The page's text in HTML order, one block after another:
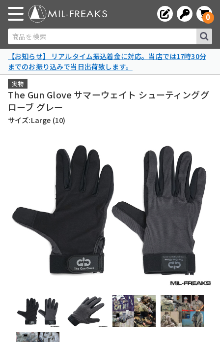
商品を検索
0
【お知らせ】 リアルタイム振込着金に対応。当店では17時30分
までのお振り込みで当日出荷致します。
実物
The Gun Glove サマーウェイト シューティンググ
ローブ グレー
サイズ:Large (10)